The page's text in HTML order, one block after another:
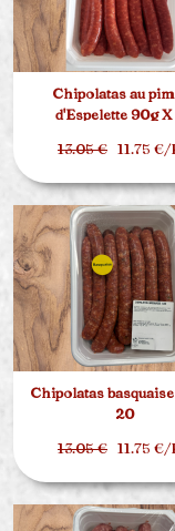
Chipolatas au
d'Espelette 90g
13.05 € 11.75 €/
Chipolatas
20
13.05 € 11.75 €/